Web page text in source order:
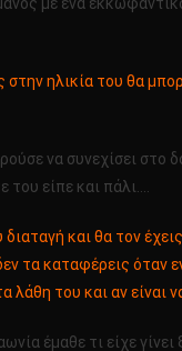
με ένα
στην ηλικία του θα
να συνεχίσει
του είπε και πάλι….
και θα τον
τα καταφέρεις όταν
του και αν είναι
έμαθε τι είχε